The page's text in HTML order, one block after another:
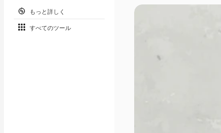
もっと詳しく
すべてのツール